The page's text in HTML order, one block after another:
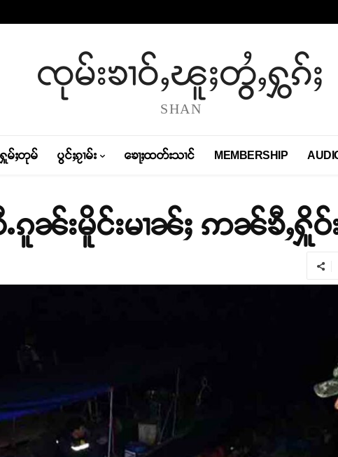
ၸုမ်းၶၢဝ်ႇၽူႈတွႆႇႁွၵ်ႈ
SHAN
ႁူမ်ႈတုမ် ပွင်ႈၵႂၢမ်း ၶေႃႈထတ်းသၢင် MEMBERSHIP
ၼ်းမိူင်းမၢၼ်ႈ ဢၼ်ၶီႇႁိူဝ်း